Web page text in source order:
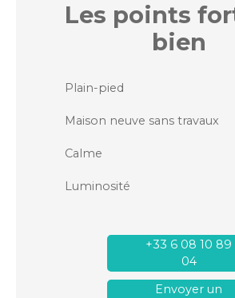
Les points
bien
Plain-pied
Maison neuve sans travaux
Calme
Luminosité
+33 6 08 10 89
04
Envoyer un